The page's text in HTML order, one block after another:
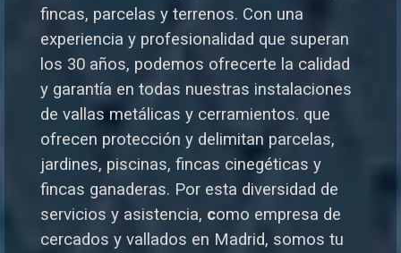
fincas, parcelas y terrenos. Con una
experiencia y profesionalidad que superan
los 30 años, podemos ofrecerte la calidad
y garantía en todas nuestras instalaciones
de vallas metálicas y cerramientos. que
ofrecen protección y delimitan parcelas,
jardines, piscinas, fincas cinegéticas y
fincas ganaderas. Por esta diversidad de
servicios y asistencia, como empresa de
cercados y vallados en Madrid, somos tu